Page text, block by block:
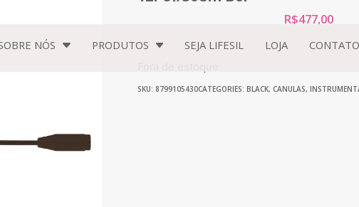
NÓS PRODUTOS SEJA LIFESIL LOJA CONTATO
R$477,00
SKU: 8799105430CATEGORIES: BLACK, CANULAS,